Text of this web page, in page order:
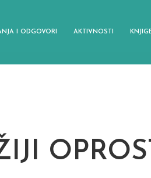
I ODGOVORI AKTIVNOSTI